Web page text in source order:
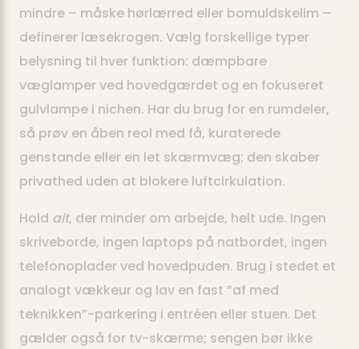
mindre – måske hørlærred eller bomuldskelim –
definerer læsekrogen. Vælg forskellige typer
belysning til hver funktion: dæmpbare
væglamper ved hovedgærdet og en fokuseret
gulvlampe i nichen. Har du brug for en rumdeler,
så prøv en åben reol med få, kuraterede
genstande eller en let skærmvæg; den skaber
privathed uden at blokere luftcirkulation.
Hold alt, der minder om arbejde, helt ude. Ingen
skriveborde, ingen laptops på natbordet, ingen
telefonoplader ved hovedpuden. Brug i stedet et
analogt vækkeur og lav en fast ”af med
teknikken”-parkering i entréen eller stuen. Det
gælder også for tv-skærme; sengen bør ikke